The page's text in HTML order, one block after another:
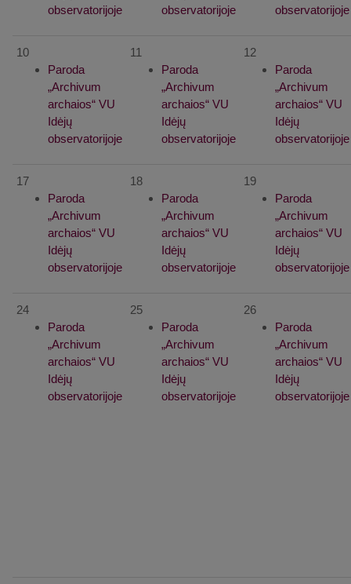
observatorijoje
observatorijoje
observatorijoje
10
Paroda
„Archivum
archaios“ VU
Idėjų
observatorijoje
11
Paroda
„Archivum
archaios“ VU
Idėjų
observatorijoje
12
Paroda
„Archivum
archaios“ VU
Idėjų
observatorijoje
17
Paroda
„Archivum
archaios“ VU
Idėjų
observatorijoje
18
Paroda
„Archivum
archaios“ VU
Idėjų
observatorijoje
19
Paroda
„Archivum
archaios“ VU
Idėjų
observatorijoje
24
Paroda
„Archivum
archaios“ VU
Idėjų
observatorijoje
25
Paroda
„Archivum
archaios“ VU
Idėjų
observatorijoje
26
Paroda
„Archivum
archaios“ VU
Idėjų
observatorijoje